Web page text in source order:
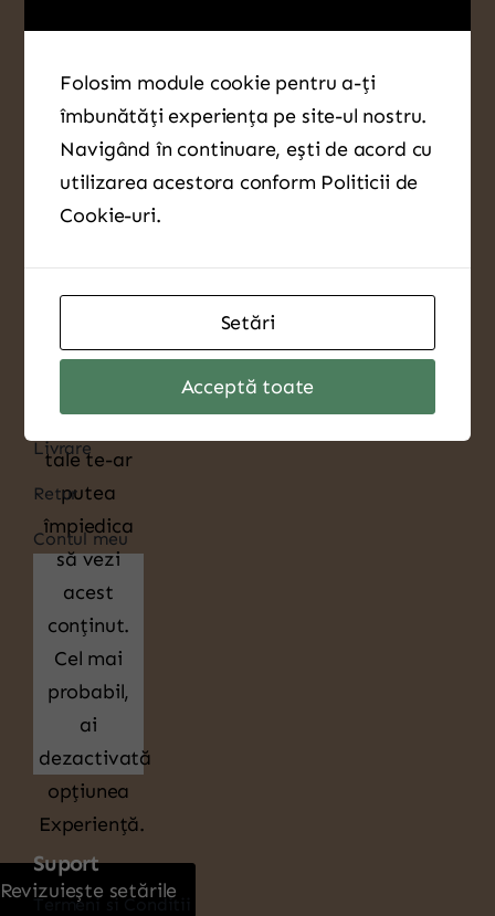
B-dul Timișoara nr. 100G, et. 1, birou 7,
Biessen Pharma
Acasa
Despre Companie
Noutati
Livrare
Retur
Contul meu
tale te-ar
putea
împiedica
să vezi
acest
conținut.
Cel mai
probabil,
ai
dezactivată
opțiunea
Experiență.
Revizuiește setările
Suport
Termeni si Conditii
Folosim module cookie pentru a-ți
îmbunătăți experiența pe site-ul nostru.
Navigând în continuare, ești de acord cu
utilizarea acestora conform Politicii de
Cookie-uri.
Setări
Acceptă toate